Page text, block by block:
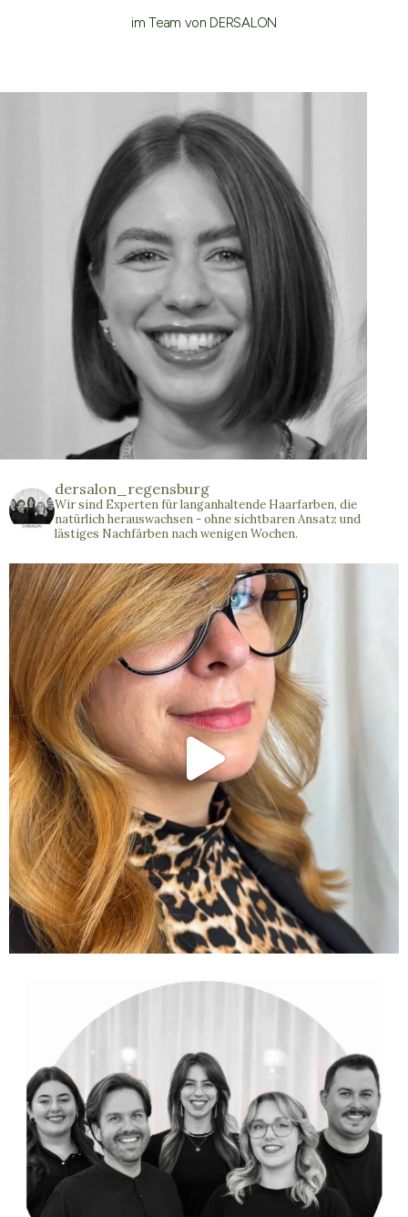
im Team von DERSALON
dersalon_regensburg
Wir sind Experten für langanhaltende Haarfarben, die
natürlich herauswachsen - ohne sichtbaren Ansatz und
lästiges Nachfärben nach wenigen Wochen.